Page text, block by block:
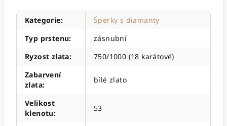
Kategorie:
Šperky s diamanty
Typ prstenu:
zásnubní
Ryzost zlata:
750/1000 (18 karátové)
Zabarvení
zlata:
bílé zlato
Velikost
klenotu:
53